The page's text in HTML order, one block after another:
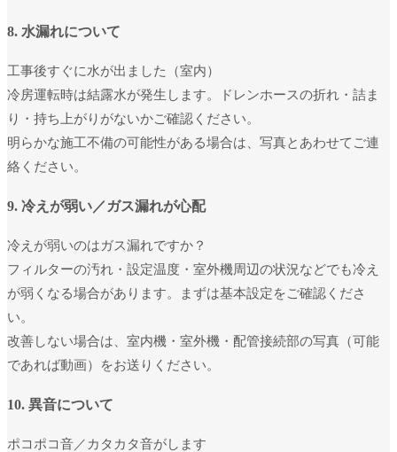
8. 水漏れについて
工事後すぐに水が出ました（室内）
冷房運転時は結露水が発生します。ドレンホースの折れ・詰ま
り・持ち上がりがないかご確認ください。
明らかな施工不備の可能性がある場合は、写真とあわせてご連
絡ください。
9. 冷えが弱い／ガス漏れが心配
冷えが弱いのはガス漏れですか？
フィルターの汚れ・設定温度・室外機周辺の状況などでも冷え
が弱くなる場合があります。まずは基本設定をご確認くださ
い。
改善しない場合は、室内機・室外機・配管接続部の写真（可能
であれば動画）をお送りください。
10. 異音について
ポコポコ音／カタカタ音がします